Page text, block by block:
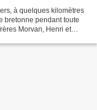
à quelques kilomètres
bretonne pendant toute
Morvan, Henri et